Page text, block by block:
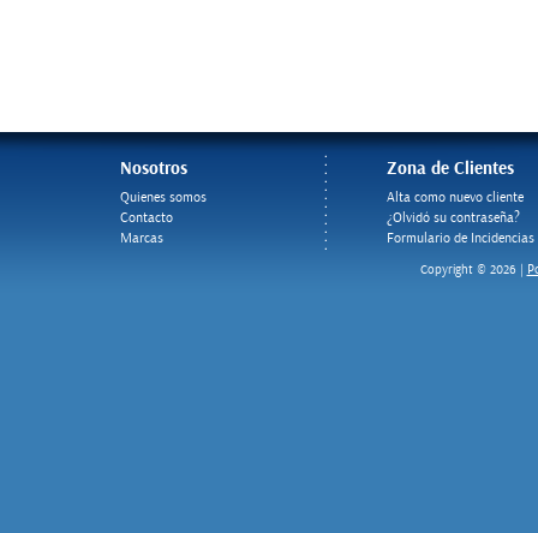
Nosotros
Quienes somos
Contacto
Marcas
Zona de Clientes
Alta como nuevo cliente
¿Olvidó su contraseña?
Formulario de Incidencias
Copyright © 2026 |